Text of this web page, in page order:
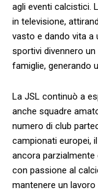
agli eventi calcistici.
in televisione,
vasto e dando vita a
sportivi divennero
famiglie, generando
La JSL continuò a
anche ‍squadre
numero di⁣ club
campionati europei,
ancora
con passione al
mantenere un